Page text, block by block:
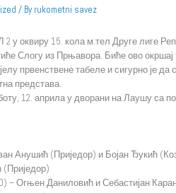
/ By rukometni savez
у оквиру 15. кола м:тел Друге лиге
Слогу из Прњавора. Биће ово
првенствене табеле и сигурно је да
представа.
12. априла у дворани на Лаушу са
Анушић (Приједор) и Бојан Ђукић
– Огњен Даниловић и Себастијан